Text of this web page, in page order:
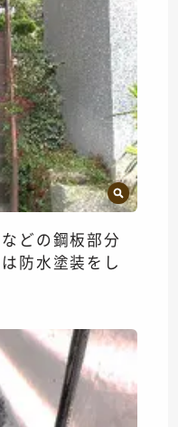
どの鋼板部分
防水塗装をし